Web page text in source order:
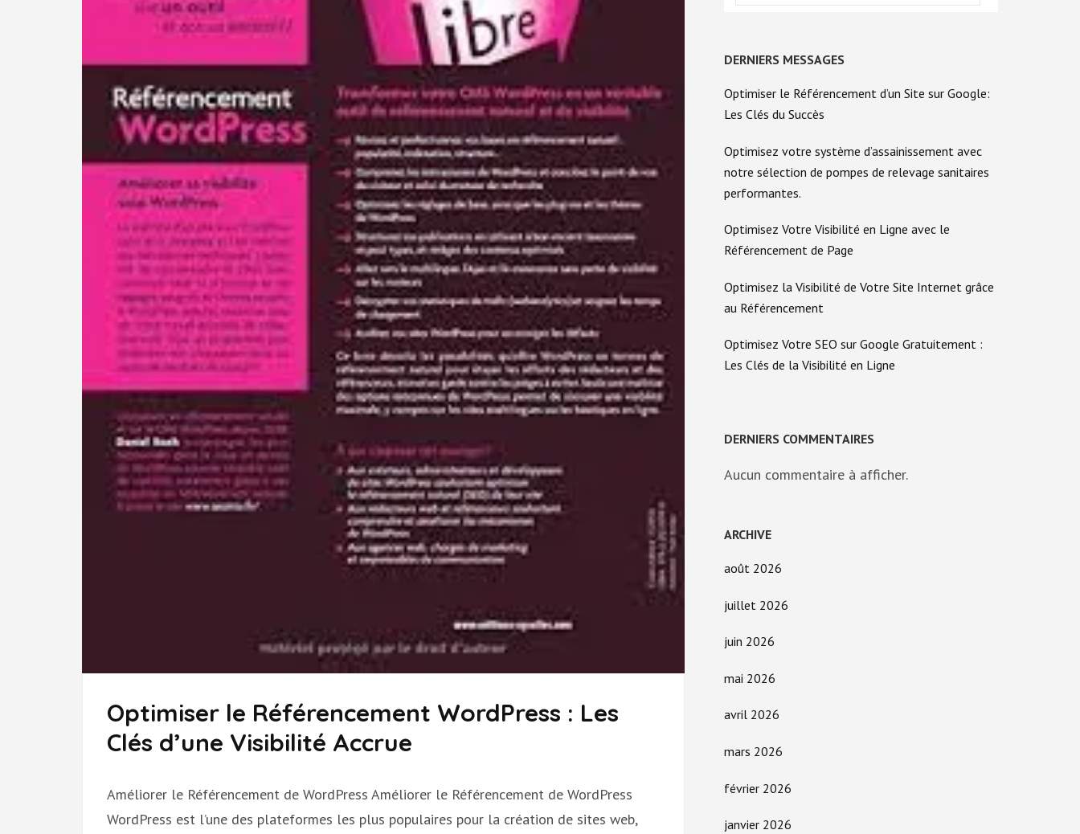
Optimiser le Référencement WordPress : Les
Clés d’une Visibilité Accrue
Améliorer le Référencement de WordPress Améliorer le Référencement de WordPress
WordPress est l’une des plateformes les plus populaires pour la création de sites web,
DERNIERS MESSAGES
Optimiser le Référencement d’un Site sur Google:
Les Clés du Succès
Optimisez votre système d’assainissement avec
notre sélection de pompes de relevage sanitaires
performantes.
Optimisez Votre Visibilité en Ligne avec le
Référencement de Page
Optimisez la Visibilité de Votre Site Internet grâce
au Référencement
Optimisez Votre SEO sur Google Gratuitement :
Les Clés de la Visibilité en Ligne
DERNIERS COMMENTAIRES
Aucun commentaire à afficher.
ARCHIVE
août 2026
juillet 2026
juin 2026
mai 2026
avril 2026
mars 2026
février 2026
janvier 2026